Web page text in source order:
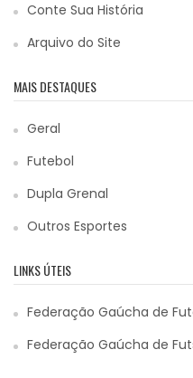
Conte Sua História
Arquivo do Site
MAIS DESTAQUES
Geral
Futebol
Dupla Grenal
Outros Esportes
LINKS ÚTEIS
Federação Gaúcha de
Federação Gaúcha de